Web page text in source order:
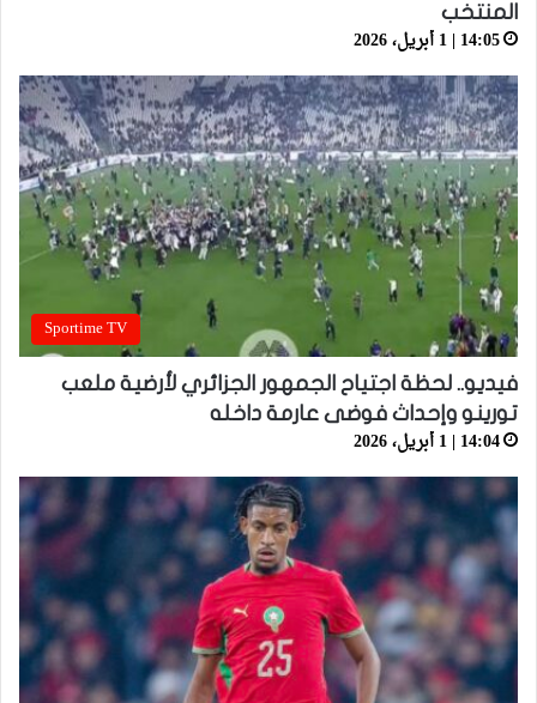
المنتخب
14:05 | 1 أبريل، 2026
Sportime TV
فيديو.. لحظة اجتياح الجمهور الجزائري لأرضية ملعب
تورينو وإحداث فوضى عارمة داخله
14:04 | 1 أبريل، 2026